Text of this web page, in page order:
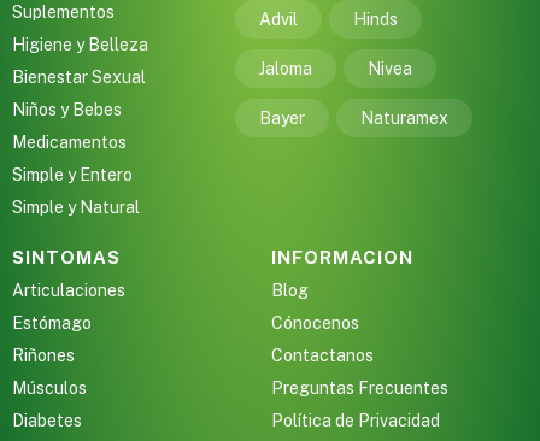
Suplementos
Higiene y Belleza
Bienestar Sexual
Niños y Bebes
Medicamentos
Simple y Entero
Simple y Natural
Advil Hinds
Jaloma Nivea
Bayer Naturamex
SINTOMAS
Articulaciones
Estómago
Riñones
Músculos
Diabetes
INFORMACION
Blog
Cónocenos
Contactanos
Preguntas Frecuentes
Política de Privacidad